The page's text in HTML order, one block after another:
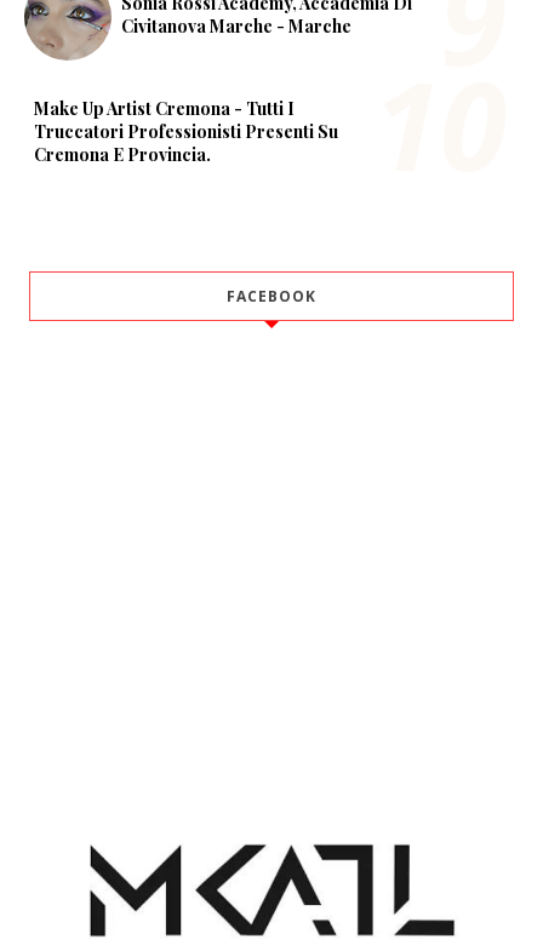
Civitanova Marche - Marche
Make Up Artist Cremona - Tutti I
Truccatori Professionisti Presenti Su
Cremona E Provincia.
FACEBOOK